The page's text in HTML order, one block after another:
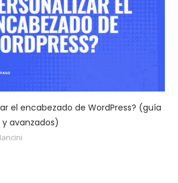
el encabezado de WordPress? (guía
avanzados)